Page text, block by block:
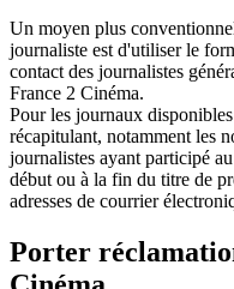
Un moyen plus
journaliste est d'utiliser le
contact des journalistes
France 2 Cinéma.
Pour les journaux
récapitulant, notamment les
journalistes ayant participé
début ou à la fin du titre de
adresses de courrier
Porter